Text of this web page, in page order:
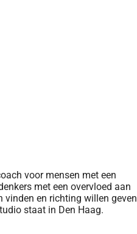
voor mensen met een
met een overvloed aan
vinden en richting willen geven
staat in Den Haag.